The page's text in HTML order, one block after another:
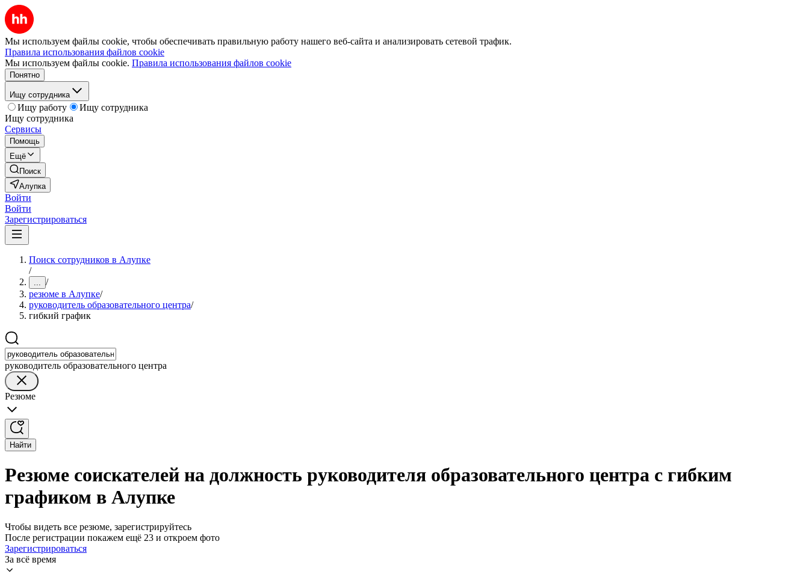
Мы используем файлы cookie, чтобы обеспечивать правильную работу нашего веб-сайта и анализировать сетевой трафик.
Правила использования файлов cookie
Мы используем файлы cookie. Правила использования файлов cookie
Понятно
Ищу сотрудника
Ищу работу
Ищу сотрудника
Ищу сотрудника
Сервисы
Помощь
Ещё
Поиск
Алупка
Войти
Войти
Зарегистрироваться
Поиск сотрудников в Алупке
/
... /
резюме в Алупке/
руководитель образовательного центра/
гибкий график
руководитель образовательного центра
Резюме
Найти
Резюме соискателей на должность руководителя образовательного центра с гибким
графиком в Алупке
Чтобы видеть все резюме, зарегистрируйтесь
После регистрации покажем ещё 23 и откроем фото
Зарегистрироваться
За всё время